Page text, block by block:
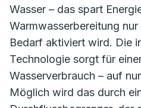
Wasser – das spart
Warmwasserbereitung
Bedarf aktiviert wird. Die
Technologie sorgt für
Wasserverbrauch – auf
Möglich wird das durch